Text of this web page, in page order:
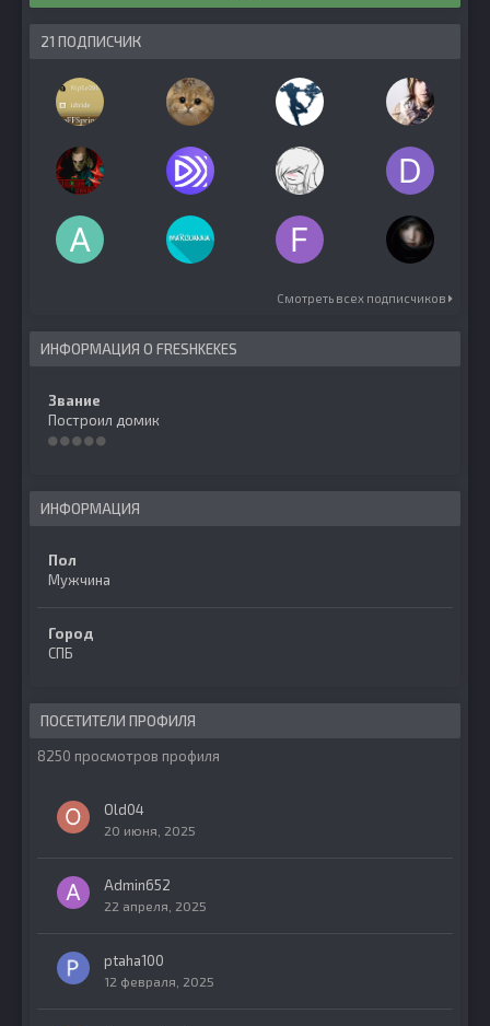
21 ПОДПИСЧИК
Смотреть всех подписчиков
ИНФОРМАЦИЯ О FRESHKEKES
Звание
Построил домик
ИНФОРМАЦИЯ
Пол
Мужчина
Город
СПБ
ПОСЕТИТЕЛИ ПРОФИЛЯ
8250 просмотров профиля
Old04
20 июня, 2025
Admin652
22 апреля, 2025
ptaha100
12 февраля, 2025